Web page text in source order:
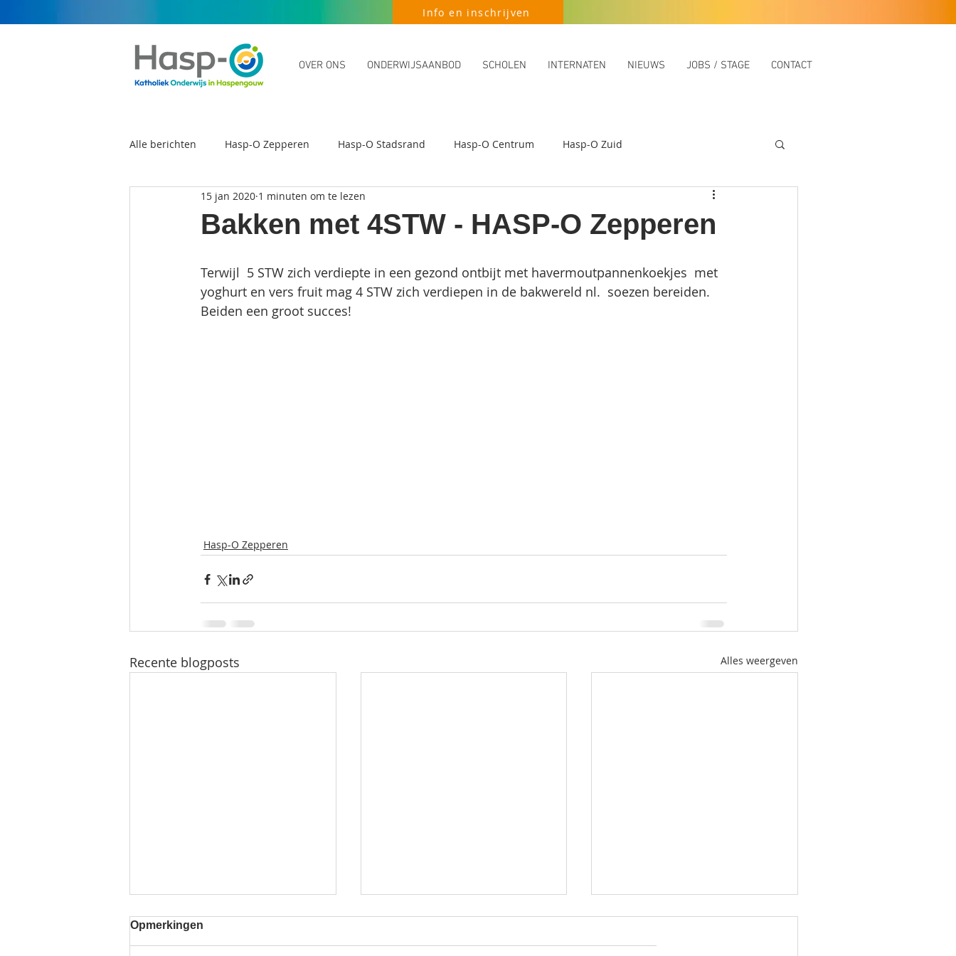
Info en inschrijven
OVER ONS ONDERWIJSAANBOD SCHOLEN INTERNATEN NIEUWS JOBS / STAGE CONTACT
Alle berichten Hasp-O Zepperen Hasp-O Stadsrand Hasp-O Centrum Hasp-O Zuid
Scholengemeenschap Hasp-O
Bakken met 4STW - HASP-O Zepperen
15 jan 2020 1 minuten om te lezen
Terwijl  5 STW zich verdiepte in een gezond ontbijt met havermoutpannenkoekjes  met
yoghurt en vers fruit mag 4 STW zich verdiepen in de bakwereld nl.  soezen bereiden.
Beiden een groot succes!
Hasp-O Zepperen
Recente blogposts Alles weergeven
Opmerkingen